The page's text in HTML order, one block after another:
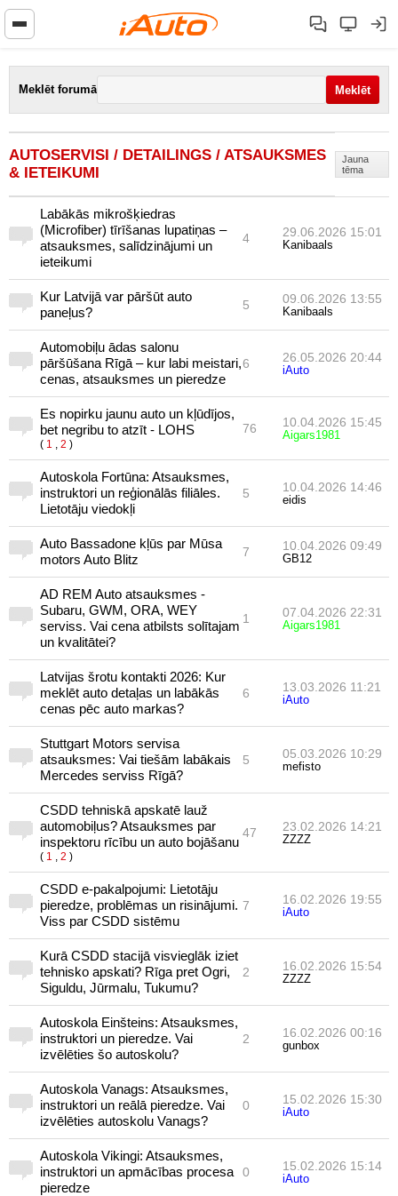
Meklēt forumā
AUTOSERVISI / DETAILINGS / ATSAUKSMES
& IETEIKUMI
Jauna
tēma
Labākās mikrošķiedras
(Microfiber) tīrīšanas lupatiņas –
atsauksmes, salīdzinājumi un
ieteikumi
4 29.06.2026 15:01
Kanibaals
Kur Latvijā var pāršūt auto
paneļus?
5 09.06.2026 13:55
Kanibaals
Automobiļu ādas salonu
pāršūšana Rīgā – kur labi meistari,
cenas, atsauksmes un pieredze
6 26.05.2026 20:44
iAuto
Es nopirku jaunu auto un kļūdījos,
bet negribu to atzīt - LOHS
( 1 , 2 )
76 10.04.2026 15:45
Aigars1981
Autoskola Fortūna: Atsauksmes,
instruktori un reģionālās filiāles.
Lietotāju viedokļi
5 10.04.2026 14:46
eidis
Auto Bassadone kļūs par Mūsa
motors Auto Blitz
7 10.04.2026 09:49
GB12
AD REM Auto atsauksmes -
Subaru, GWM, ORA, WEY
serviss. Vai cena atbilsts solītajam
un kvalitātei?
1 07.04.2026 22:31
Aigars1981
Latvijas šrotu kontakti 2026: Kur
meklēt auto detaļas un labākās
cenas pēc auto markas?
6 13.03.2026 11:21
iAuto
Stuttgart Motors servisa
atsauksmes: Vai tiešām labākais
Mercedes serviss Rīgā?
5 05.03.2026 10:29
mefisto
CSDD tehniskā apskatē lauž
automobiļus? Atsauksmes par
inspektoru rīcību un auto bojāšanu
( 1 , 2 )
47 23.02.2026 14:21
ZZZZ
CSDD e-pakalpojumi: Lietotāju
pieredze, problēmas un risinājumi.
Viss par CSDD sistēmu
7 16.02.2026 19:55
iAuto
Kurā CSDD stacijā visvieglāk iziet
tehnisko apskati? Rīga pret Ogri,
Siguldu, Jūrmalu, Tukumu?
2 16.02.2026 15:54
ZZZZ
Autoskola Einšteins: Atsauksmes,
instruktori un pieredze. Vai
izvēlēties šo autoskolu?
2 16.02.2026 00:16
gunbox
Autoskola Vanags: Atsauksmes,
instruktori un reālā pieredze. Vai
izvēlēties autoskolu Vanags?
0 15.02.2026 15:30
iAuto
Autoskola Vikingi: Atsauksmes,
instruktori un apmācības procesa
pieredze
0 15.02.2026 15:14
iAuto